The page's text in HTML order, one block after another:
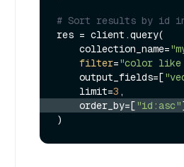
# Sort results by id
res = client.query(
    collection_name=
filter="color like
    output_fields=[
    limit=
3
    order_by=[
"id:asc"